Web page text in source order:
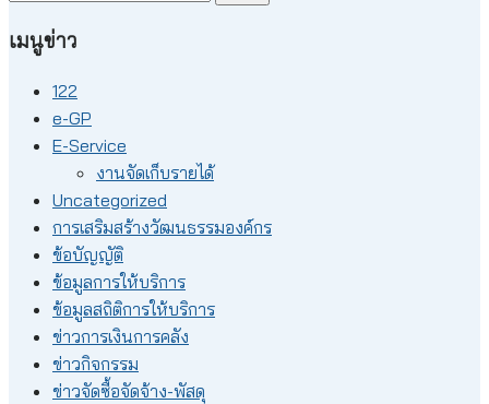
เมนูข่าว
122
e-GP
E-Service
งานจัดเก็บรายได้
Uncategorized
การเสริมสร้างวัฒนธรรมองค์กร
ข้อบัญญัติ
ข้อมูลการให้บริการ
ข้อมูลสถิติการให้บริการ
ข่าวการเงินการคลัง
ข่าวกิจกรรม
ข่าวจัดซื้อจัดจ้าง-พัสดุ